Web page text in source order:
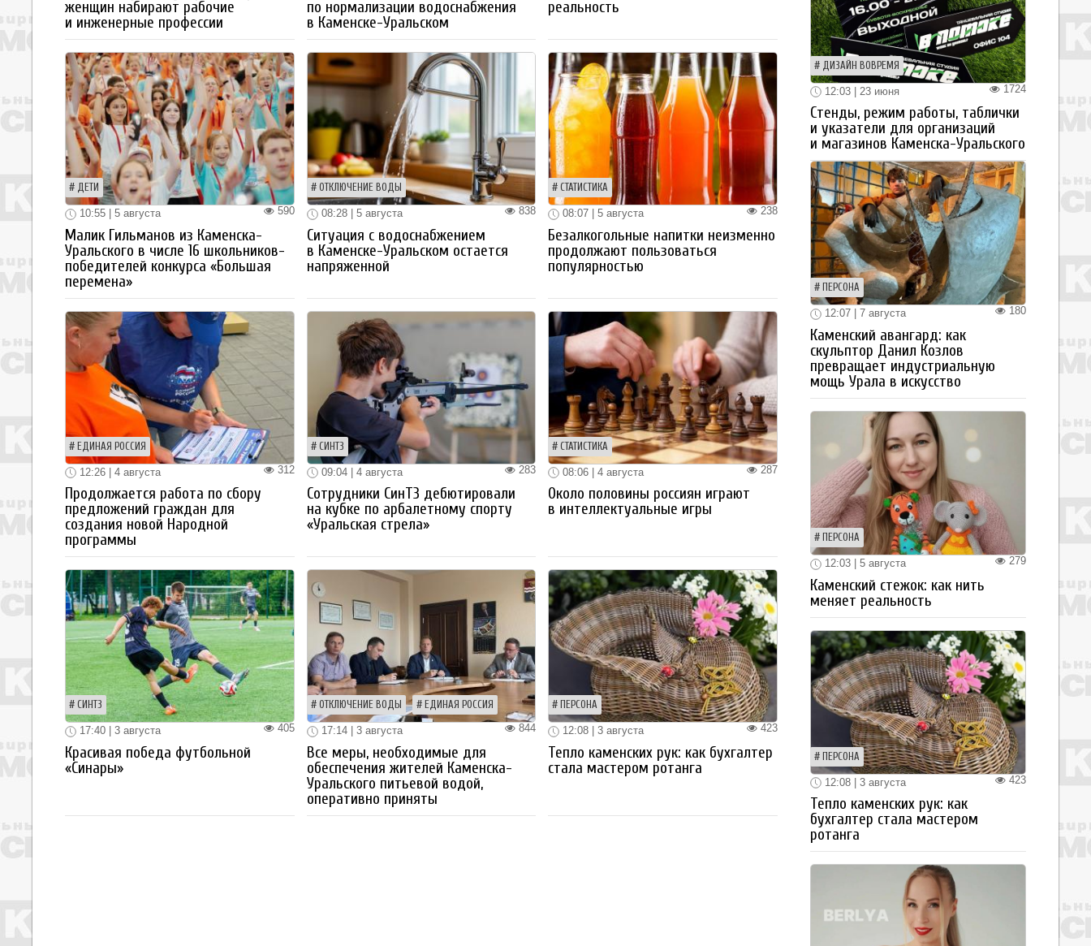
женщин набирают рабочие
и инженерные профессии
по нормализации водоснабжения
в Каменске-Уральском
реальность
ДЕТИ
590
10:55 | 5 августа
Малик Гильманов из Каменска-
Уральского в числе 16 школьников-
победителей конкурса «Большая
перемена»
ОТКЛЮЧЕНИЕ ВОДЫ
838
08:28 | 5 августа
Ситуация с водоснабжением
в Каменске-Уральском остается
напряженной
СТАТИСТИКА
238
08:07 | 5 августа
Безалкогольные напитки неизменно
продолжают пользоваться
популярностью
ЕДИНАЯ РОССИЯ
312
12:26 | 4 августа
Продолжается работа по сбору
предложений граждан для
создания новой Народной
программы
СИНТЗ
283
09:04 | 4 августа
Сотрудники СинТЗ дебютировали
на кубке по арбалетному спорту
«Уральская стрела»
СТАТИСТИКА
287
08:06 | 4 августа
Около половины россиян играют
в интеллектуальные игры
СИНТЗ
405
17:40 | 3 августа
Красивая победа футбольной
«Синары»
ОТКЛЮЧЕНИЕ ВОДЫ ЕДИНАЯ РОССИЯ
844
17:14 | 3 августа
Все меры, необходимые для
обеспечения жителей Каменска-
Уральского питьевой водой,
оперативно приняты
ПЕРСОНА
423
12:08 | 3 августа
Тепло каменских рук: как бухгалтер
стала мастером ротанга
ДИЗАЙН ВОВРЕМЯ
1724
12:03 | 23 июня
Стенды, режим работы, таблички
и указатели для организаций
и магазинов Каменска-Уральского
ПЕРСОНА
180
12:07 | 7 августа
Каменский авангард: как
скульптор Данил Козлов
превращает индустриальную
мощь Урала в искусство
ПЕРСОНА
279
12:03 | 5 августа
Каменский стежок: как нить
меняет реальность
ПЕРСОНА
423
12:08 | 3 августа
Тепло каменских рук: как
бухгалтер стала мастером
ротанга